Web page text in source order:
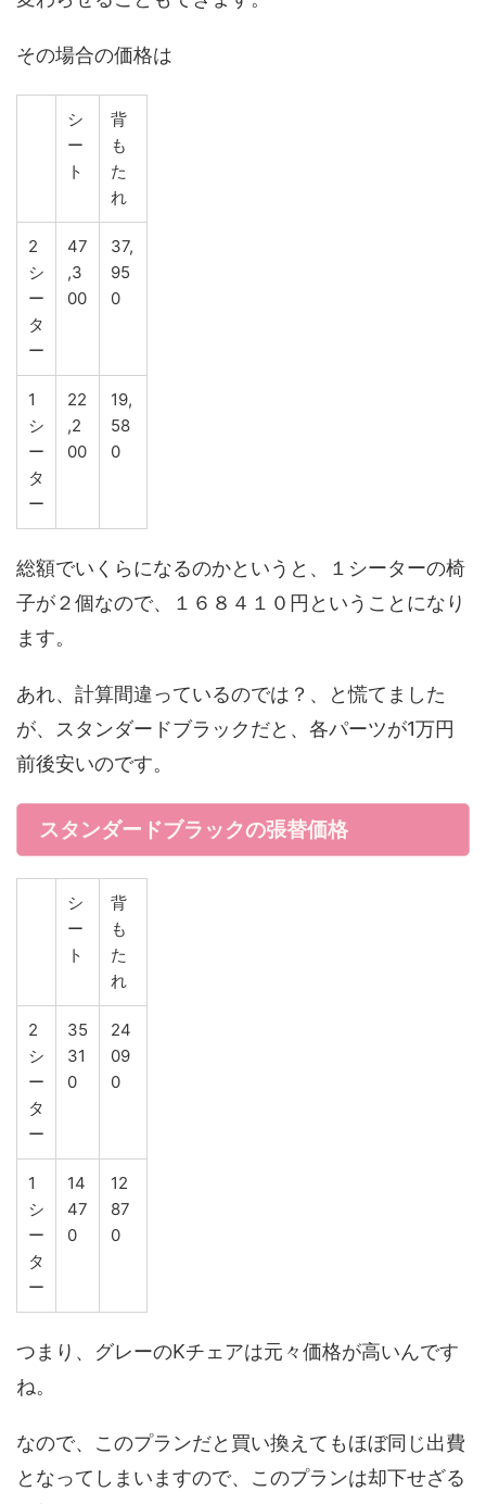
その場合の価格は
シ
ー
ト
背
も
た
れ
2
シ
ー
タ
ー
47
,3
00
37,
95
0
1
シ
ー
タ
ー
22
,2
00
19,
58
0
総額でいくらになるのかというと、１シーターの椅
子が２個なので、１６８４１０円ということになり
ます。
あれ、計算間違っているのでは？、と慌てました
が、スタンダードブラックだと、各パーツが1万円
前後安いのです。
スタンダードブラックの張替価格
シ
ー
ト
背
も
た
れ
2
シ
ー
タ
ー
35
31
0
24
09
0
1
シ
ー
タ
ー
14
47
0
12
87
0
つまり、グレーのKチェアは元々価格が高いんです
ね。
なので、このプランだと買い換えてもほぼ同じ出費
となってしまいますので、このプランは却下せざる